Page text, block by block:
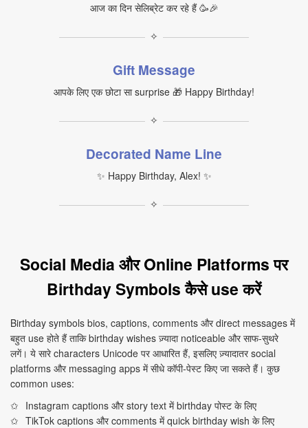
आज का दिन सेलिब्रेट कर रहे हैं 🥳🎉
✧
Gift Message
आपके लिए एक छोटा सा surprise 🎁 Happy Birthday!
✧
Decorated Name Line
✨ Happy Birthday, Alex! ✨
✧
Social Media और Online Platforms पर
Birthday Symbols कैसे use करें
Birthday symbols bios, captions, comments और direct messages में
बहुत use होते हैं ताकि birthday wishes ज़्यादा noticeable और साफ‑सुथरे
लगें। ये सारे characters Unicode पर आधारित हैं, इसलिए ज़्यादातर social
platforms और messaging apps में सीधे कॉपी‑पेस्ट किए जा सकते हैं। कुछ
common uses:
Instagram captions और story text में birthday पोस्ट के लिए
TikTok captions और comments में quick birthday wish के लिए